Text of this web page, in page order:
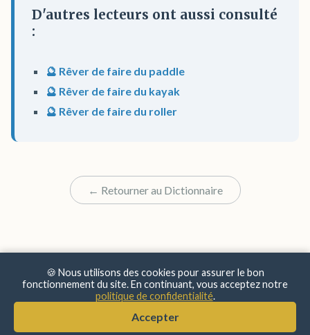
D'autres lecteurs ont aussi consulté
:
🔮 Rêver de faire du paddle
🔮 Rêver de faire du kayak
🔮 Rêver de faire du roller
← Retourner au Dictionnaire
Confidentialité
🍪 Nous utilisons des cookies pour assurer le bon
fonctionnement du site. En continuant, vous acceptez notre
politique de confidentialité.
Accepter